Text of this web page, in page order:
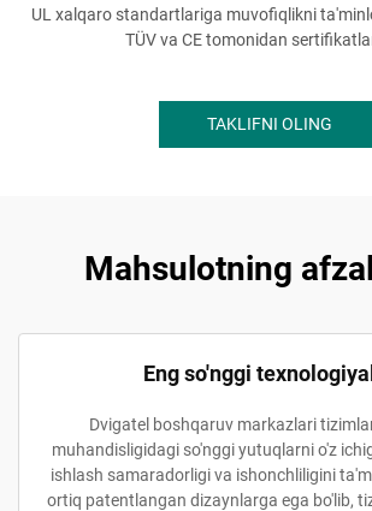
UL xalqaro standartlariga muvofiqlikni
TÜV va CE tomonidan
TAKLIFNI OLING
Mahsulotning
Eng so'nggi
Dvigatel boshqaruv markazlari
muhandisligidagi so'nggi yutuqlarni o'z
ishlash samaradorligi va ishonchliligini
ortiq patentlangan dizaynlarga ega bo'lib,